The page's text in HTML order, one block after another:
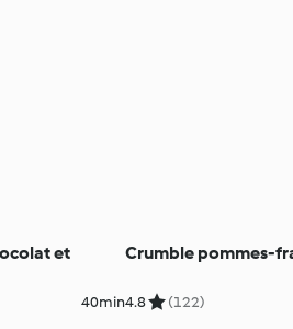
et
40min
Crumble pommes-
4.8 (122)